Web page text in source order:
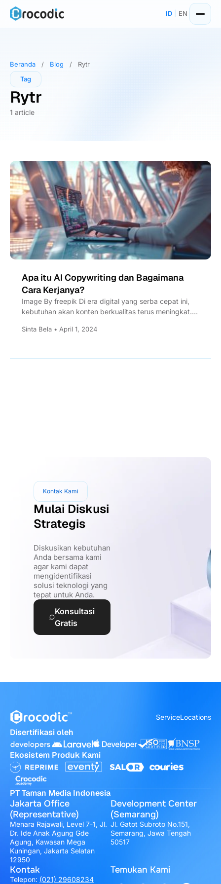
Skip
ID EN
Beranda / Blog /
Rytr
Tag
Rytr
1 article
Apa itu AI Copywriting dan Bagaimana
Cara Kerjanya?
Image By freepik Di era digital yang serba cepat ini,
kebutuhan akan konten berkualitas terus meningkat.
Sinta Bela • April 1, 2024
Kontak Kami
Mulai Diskusi
Strategis
Diskusikan kebutuhan
Anda bersama kami
agar kami dapat
mengidentifikasi
solusi teknologi yang
tepat untuk Anda.
Konsultasi
Gratis
ServiceLocations
Disertifikasi oleh
Ekosistem Produk Kami
PT Taman Media Indonesia
Jakarta Office
(Representative)
Menara Rajawali, Level 7-1, Jl.
Dr. Ide Anak Agung Gde
Agung, Kawasan Mega
Kuningan, Jakarta Selatan
12950
Development Center
(Semarang)
Jl. Gatot Subroto No.151,
Semarang, Jawa Tengah
50517
Kontak
Telepon: (021) 29608234
Temukan Kami